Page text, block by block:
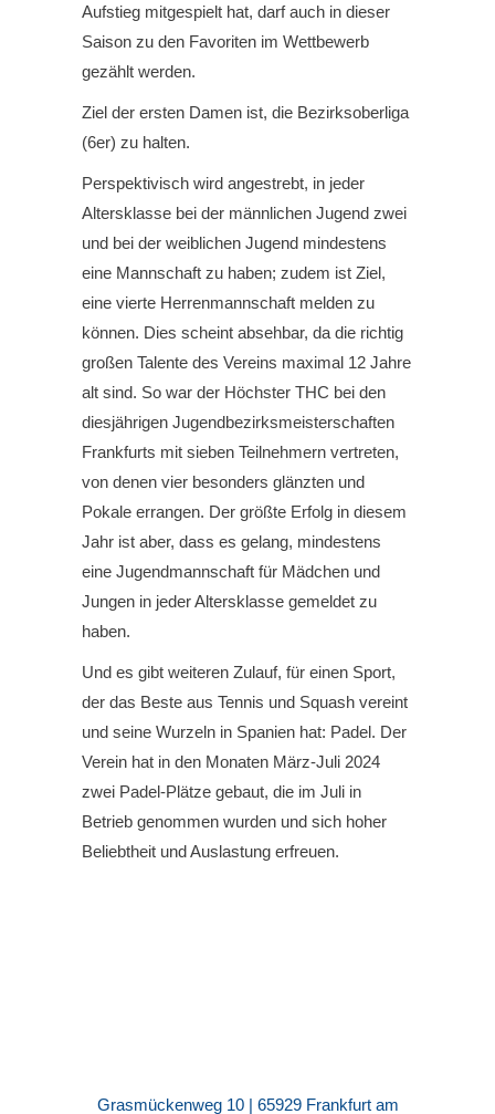
Aufstieg mitgespielt hat, darf auch in dieser
Saison zu den Favoriten im Wettbewerb
gezählt werden.
Ziel der ersten Damen ist, die Bezirksoberliga
(6er) zu halten.
Perspektivisch wird angestrebt, in jeder
Altersklasse bei der männlichen Jugend zwei
und bei der weiblichen Jugend mindestens
eine Mannschaft zu haben; zudem ist Ziel,
eine vierte Herrenmannschaft melden zu
können. Dies scheint absehbar, da die richtig
großen Talente des Vereins maximal 12 Jahre
alt sind. So war der Höchster THC bei den
diesjährigen Jugendbezirksmeisterschaften
Frankfurts mit sieben Teilnehmern vertreten,
von denen vier besonders glänzten und
Pokale errangen. Der größte Erfolg in diesem
Jahr ist aber, dass es gelang, mindestens
eine Jugendmannschaft für Mädchen und
Jungen in jeder Altersklasse gemeldet zu
haben.
Und es gibt weiteren Zulauf, für einen Sport,
der das Beste aus Tennis und Squash vereint
und seine Wurzeln in Spanien hat: Padel. Der
Verein hat in den Monaten März-Juli 2024
zwei Padel-Plätze gebaut, die im Juli in
Betrieb genommen wurden und sich hoher
Beliebtheit und Auslastung erfreuen.
Grasmückenweg 10 | 65929 Frankfurt am